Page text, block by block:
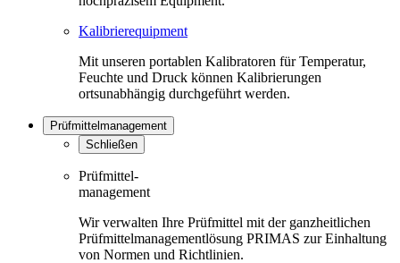
Kalibrierequipment
Mit unseren portablen Kalibratoren für Temperatur,
Feuchte und Druck können Kalibrierungen
ortsunabhängig durchgeführt werden.
Prüfmittelmanagement
Schließen
Prüfmittel-
management
Wir verwalten Ihre Prüfmittel mit der ganzheitlichen
Prüfmittelmanagementlösung PRIMAS zur Einhaltung
von Normen und Richtlinien.